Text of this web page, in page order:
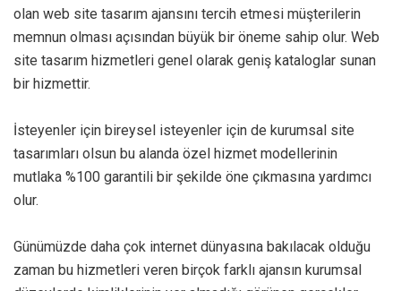
olan web site tasarım ajansını tercih etmesi müşterilerin
memnun olması açısından büyük bir öneme sahip olur. Web
site tasarım hizmetleri genel olarak geniş kataloglar sunan
bir hizmettir.
İsteyenler için bireysel isteyenler için de kurumsal site
tasarımları olsun bu alanda özel hizmet modellerinin
mutlaka %100 garantili bir şekilde öne çıkmasına yardımcı
olur.
Günümüzde daha çok internet dünyasına bakılacak olduğu
zaman bu hizmetleri veren birçok farklı ajansın kurumsal